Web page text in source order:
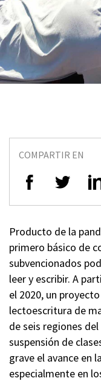
COMPARTIR EN
Producto de la
primero básico de
subvencionados
leer y escribir. A
el 2020, un
lectoescritura de
de seis regiones
suspensión de
grave el avance en
especialmente en